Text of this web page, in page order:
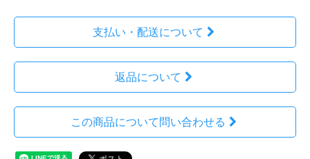
支払い・配送について
返品について
この商品について問い合わせる